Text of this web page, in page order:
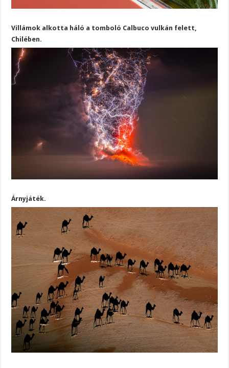
Villámok alkotta háló a tomboló Calbuco vulkán felett,
Chilében.
Árnyjáték.